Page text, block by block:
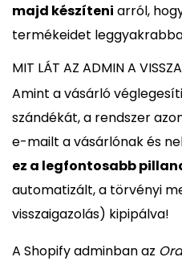
majd készíteni arról,
termékeidet
MIT LÁT AZ ADMIN A
Amint a vásárló
szándékát, a rendszer
e-mailt a vásárlónak és
ez a legfontosabb
automatizált, a törvényi
visszaigazolás) kipipálva!
A Shopify adminban az